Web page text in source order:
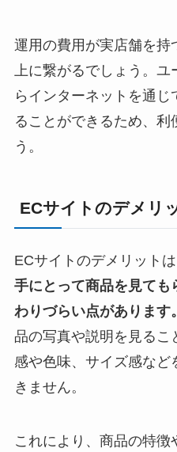
運用の費用が実店舗を持
上に繋がるでしょう。
らインターネットを通
ることができるため、利
う。
ECサイトのデメリ
ECサイトのデメリットは
手にとって商品を見ても
わりづらい点があります。
品の写真や説明を見る
感や色味、サイズ感な
きません。
これにより、商品の特